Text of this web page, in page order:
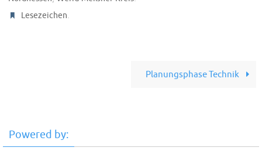
Lesezeichen.
Planungsphase Technik
Powered by: